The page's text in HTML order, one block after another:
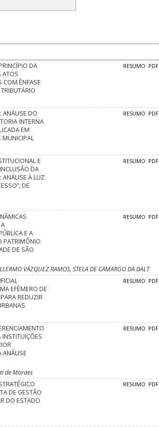
DA
ATOS
COM ÊNFASE
RESUMO PDF
ANÁLISE DO
INTERNA
EM
MUNICIPAL
RESUMO PDF
E
DA
ANÁLISE À LUZ
DE
RESUMO PDF
E A
PATRIMÔNIO
DE SÃO
RESUMO PDF
VÁZQUEZ RAMOS, STELA DE CAMARGO DA DALT
EFÊMERO DE
REDUZIR
RESUMO PDF
INSTITUIÇÕES
ANÁLISE
RESUMO PDF
de Moraes
DE GESTÃO
DO ESTADO
RESUMO PDF